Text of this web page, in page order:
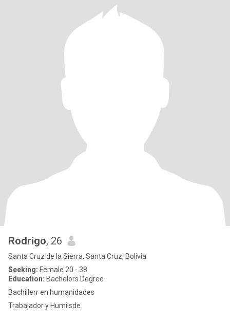
Rodrigo, 26
Santa Cruz de la Sierra, Santa Cruz, Bolivia
Seeking: Female 20 - 38
Education: Bachelors Degree
Bachillerr en humanidades
Trabajador y Humilsde